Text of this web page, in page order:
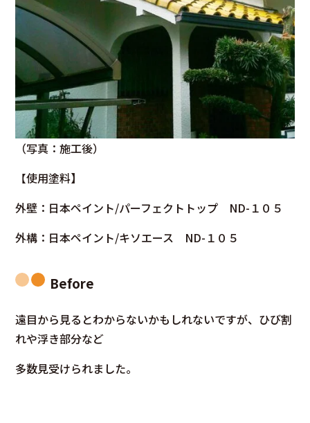
（写真：施工後）
【使用塗料】
外壁：日本ペイント/パーフェクトトップ ND-１０５
外構：日本ペイント/キソエース ND-１０５
Before
遠目から見るとわからないかもしれないですが、ひび割
れや浮き部分など
多数見受けられました。